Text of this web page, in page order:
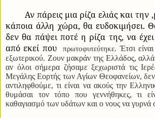
Αν πάρεις μια ρίζα ελιάς και την
κάποια άλλη χώρα, θα ευδοκιμήσει.
δεν θα πάψει ποτέ η ρίζα της, να
από εκεί που
πρωτοφυτεύτηκε. Έτσι
εξωτερικού. Ζουν μακράν της Ελλάδος,
αν όλοι σήμερα ζήσαμε ξεχωριστά τις
Μεγάλης Εορτής των Αγίων Θεοφανείων,
αντιληφθούμε, τι είναι να ακούς την
θυμάσαι τον τόπο που γεννήθηκες, τι
καθαγιασμό των υδάτων και ο νους να γυρνά